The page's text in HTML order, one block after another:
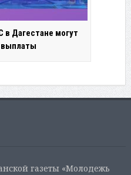
в Дагестане могут
выплаты
газеты «Молодежь